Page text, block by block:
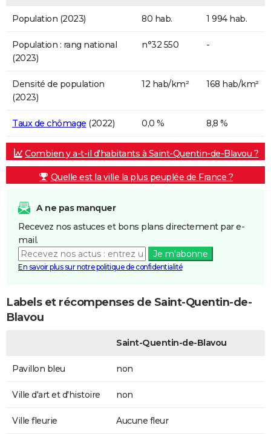
Population (2023) 80 hab. 1 994 hab.
Population : rang national
(2023)
n°32 550 -
Densité de population
(2023)
12 hab/km² 168 hab/km²
Taux de chômage (2022) 0,0 % 8,8 %
Combien y a-t-il d'habitants à Saint-Quentin-de-Blavou ?
Quelle est la ville la plus peuplée de France ?
A ne pas manquer
Recevez nos astuces et bons plans directement par e-
mail.
Je m'abonne
En savoir plus sur notre politique de confidentialité
Labels et récompenses de Saint-Quentin-de-
Blavou
Saint-Quentin-de-Blavou
Pavillon bleu non
Ville d'art et d'histoire non
Ville fleurie Aucune fleur